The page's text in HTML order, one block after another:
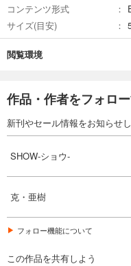
コンテンツ形式
サイズ(目安)
閲覧環境
作品・作者をフォロ
新刊やセール情報をお知らせし
SHOW-ショウ-
克・亜樹
フォロー機能について
この作品を共有しよう